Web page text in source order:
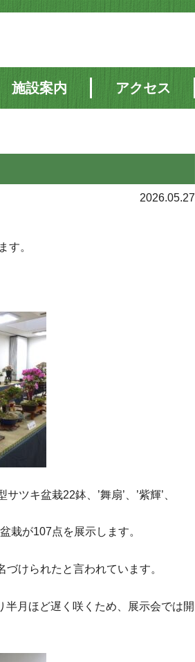
施設案内 アクセス
2026.05.27
す。
ツキ盆栽22鉢、’舞扇’、’紫輝’、
栽が107点を展示します。
けられたと言われています。
半月ほど遅く咲くため、展示会では開